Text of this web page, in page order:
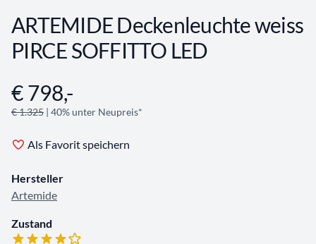
ARTEMIDE Deckenleuchte weiss
PIRCE SOFFITTO LED
Angebotsinformationen
€ 798,-
€ 1.325 | 40% unter Neupreis*
Als Favorit speichern
Hersteller
Artemide
Zustand